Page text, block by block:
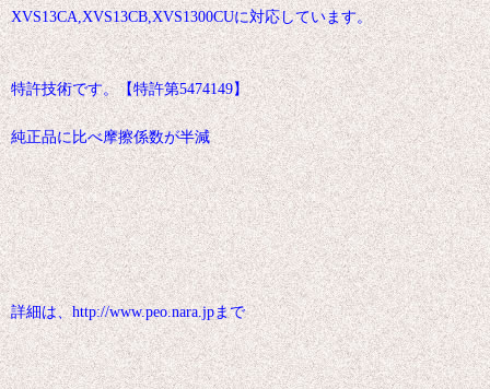
XVS13CA,XVS13CB,XVS1300CUに対応しています。
特許技術です。【特許第5474149】
純正品に比べ摩擦係数が半減
詳細は、http://www.peo.nara.jpまで